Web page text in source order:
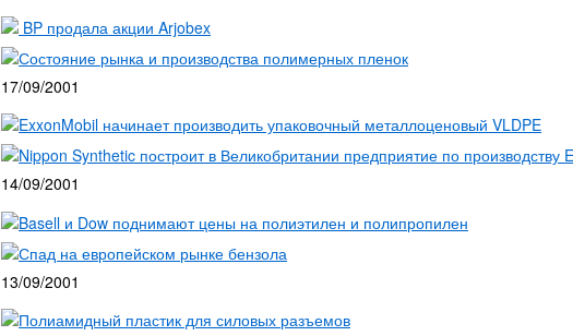
BP продала акции Arjobex
Состояние рынка и производства полимерных пленок
17/09/2001
ExxonMobil начинает производить упаковочный металлоценовый VLDPE
Nippon Synthetic построит в Великобритании предприятие по производству
14/09/2001
Basell и Dow поднимают цены на полиэтилен и полипропилен
Спад на европейском рынке бензола
13/09/2001
Полиамидный пластик для силовых разъемов